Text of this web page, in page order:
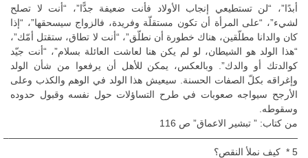
أبدًا”، “لن تستطيعي إنجاب الأولاد فأنت ضعيفة جدًّا”، “أنت لا تصلح
لشيء”، “على المرأة أن تكون مستقلّة وفريدة، فالزواج سيسحقها”، “إذا
كان والدانا مطلّقين، هناك خطورة أن نطلّق”، “أنت لا تطاق، ستقتل أمّك”،
“هذا الولد هو الشيطان، لو لم يكن هنا لعاشت العائلة بسلام”، “أنت جيّد
كوالدتك أو والدك”. وبالعكس، يمكن للأهل أن يرفعوا من شأن الولد
وإغراقه بكلّ الصفات الحسنة. سيعيش هذا الولد في الوهم والكذب وعلى
الأرجح سيواجه صعوبات في طرح التساؤلات حول نفسه وقبول حدوده
وسقوطه.
من كتاب: ” تبشير الاعماق” ص 116
——————————————————————————————–
5 * كيف نملأ النقص؟